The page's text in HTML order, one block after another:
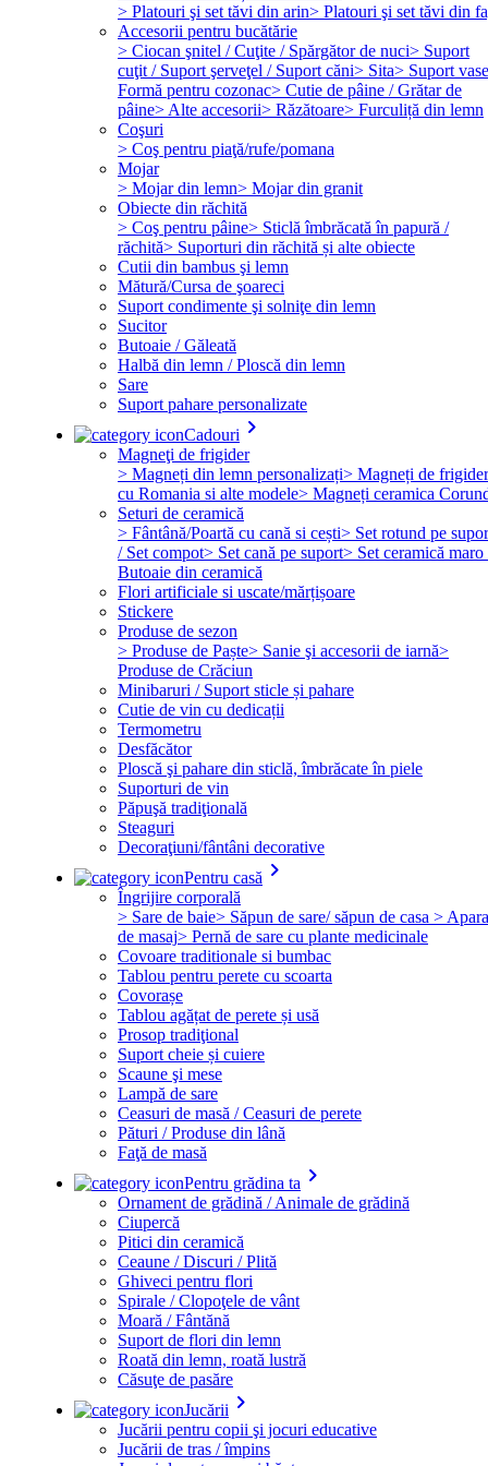
> Platouri şi set tăvi din arin> Platouri şi set tăvi din
Accesorii pentru bucătărie
> Ciocan şnitel / Cuţite / Spărgător de nuci> Suport
cuţit / Suport şerveţel / Suport căni> Sita> Suport vase
Formă pentru cozonac> Cutie de pâine / Grătar de
pâine> Alte accesorii> Răzătoare> Furculiță din lemn
Coşuri
> Coş pentru piaţă/rufe/pomana
Mojar
> Mojar din lemn> Mojar din granit
Obiecte din răchită
> Coş pentru pâine> Sticlă îmbrăcată în papură /
răchită> Suporturi din răchită și alte obiecte
Cutii din bambus şi lemn
Mătură/Cursa de şoareci
Suport condimente şi solniţe din lemn
Sucitor
Butoaie / Găleată
Halbă din lemn / Ploscă din lemn
Sare
Suport pahare personalizate
Cadouri keyboard_arrow_right
Magneţi de frigider
> Magneți din lemn personalizați> Magneți de frigider
cu Romania si alte modele> Magneți ceramica
Seturi de ceramică
> Fântână/Poartă cu cană si cești> Set rotund pe
/ Set compot> Set cană pe suport> Set ceramică maro
Butoaie din ceramică
Flori artificiale si uscate/mărțișoare
Stickere
Produse de sezon
> Produse de Paște> Sanie şi accesorii de iarnă>
Produse de Crăciun
Minibaruri / Suport sticle și pahare
Cutie de vin cu dedicații
Termometru
Desfăcător
Ploscă şi pahare din sticlă, îmbrăcate în piele
Suporturi de vin
Păpuşă tradiţională
Steaguri
Decoraţiuni/fântâni decorative
Pentru casă keyboard_arrow_right
Îngrijire corporală
> Sare de baie> Săpun de sare/ săpun de casa >
de masaj> Pernă de sare cu plante medicinale
Covoare traditionale si bumbac
Tablou pentru perete cu scoarta
Covorașe
Tablou agățat de perete și usă
Prosop tradiţional
Suport cheie și cuiere
Scaune şi mese
Lampă de sare
Ceasuri de masă / Ceasuri de perete
Pături / Produse din lână
Faţă de masă
Pentru grădina ta keyboard_arrow_right
Ornament de grădină / Animale de grădină
Ciupercă
Pitici din ceramică
Ceaune / Discuri / Plită
Ghiveci pentru flori
Spirale / Clopoţele de vânt
Moară / Fântănă
Suport de flori din lemn
Roată din lemn, roată lustră
Căsuţe de pasăre
Jucării keyboard_arrow_right
Jucării pentru copii şi jocuri educative
Jucării de tras / împins